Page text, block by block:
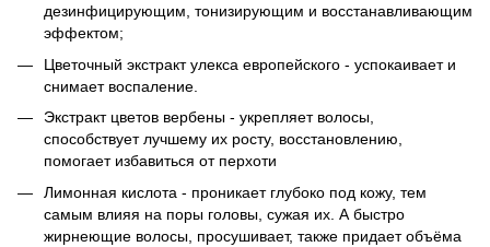
дезинфицирующим, тонизирующим и восстанавливающим
эффектом;
Цветочный экстракт улекса европейского - успокаивает и
снимает воспаление.
Экстракт цветов вербены - укрепляет волосы,
способствует лучшему их росту, восстановлению,
помогает избавиться от перхоти
Лимонная кислота - проникает глубоко под кожу, тем
самым влияя на поры головы, сужая их. А быстро
жирнеющие волосы, просушивает, также придает объёма